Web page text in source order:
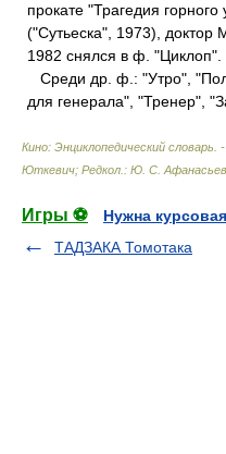
прокате "Трагедия
("Сутьеска", 1973),
1982 снялся в ф. "Циклоп".
Среди др. ф.: "Утро",
для генерала", "Тренер",
Кино: Энциклопедический
Юткевич; Редкол.: Ю. С.
Игры ⚽
Нужна
ТАДЗАКА Томотака